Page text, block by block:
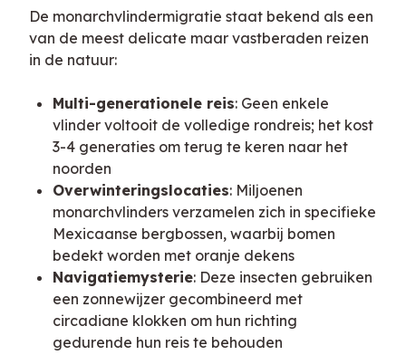
De monarchvlindermigratie staat bekend als een
van de meest delicate maar vastberaden reizen
in de natuur:
Multi-generationele reis: Geen enkele
vlinder voltooit de volledige rondreis; het kost
3-4 generaties om terug te keren naar het
noorden
Overwinteringslocaties: Miljoenen
monarchvlinders verzamelen zich in specifieke
Mexicaanse bergbossen, waarbij bomen
bedekt worden met oranje dekens
Navigatiemysterie: Deze insecten gebruiken
een zonnewijzer gecombineerd met
circadiane klokken om hun richting
gedurende hun reis te behouden